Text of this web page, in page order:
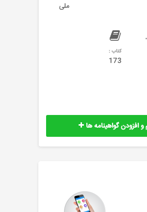
ملی
کتاب :
173
افزودن گواهینامه ها